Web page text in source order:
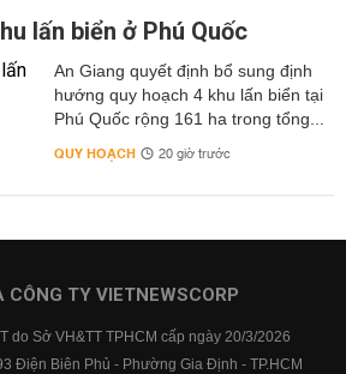
lấn biển ở Phú Quốc
An Giang quyết định bổ sung định
hướng quy hoạch 4 khu lấn biển tại
Phú Quốc rộng 161 ha trong tổng...
QUY HOẠCH 20 giờ trước
TY VIETNEWSCORP
do Sở VH&TT TPHCM cấp ngày 20/3/2026
Điện Biên Phủ - Phường Gia Định - TP.HCM